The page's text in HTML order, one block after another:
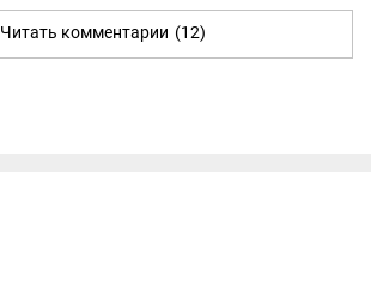
Читать комментарии (12)